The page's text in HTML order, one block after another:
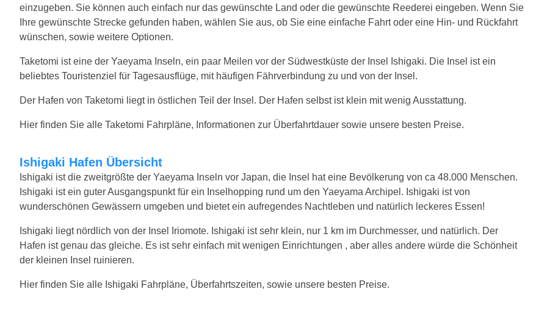
einzugeben. Sie können auch einfach nur das gewünschte Land oder die gewünschte Reederei eingeben. Wenn Sie
Ihre gewünschte Strecke gefunden haben, wählen Sie aus, ob Sie eine einfache Fahrt oder eine Hin- und Rückfahrt
wünschen, sowie weitere Optionen.
Taketomi ist eine der Yaeyama Inseln, ein paar Meilen vor der Südwestküste der Insel Ishigaki. Die Insel ist ein
beliebtes Touristenziel für Tagesausflüge, mit häufigen Fährverbindung zu und von der Insel.
Der Hafen von Taketomi liegt in östlichen Teil der Insel. Der Hafen selbst ist klein mit wenig Ausstattung.
Hier finden Sie alle Taketomi Fahrpläne, Informationen zur Überfahrtdauer sowie unsere besten Preise.
Ishigaki Hafen Übersicht
Ishigaki ist die zweitgrößte der Yaeyama Inseln vor Japan, die Insel hat eine Bevölkerung von ca 48.000 Menschen.
Ishigaki ist ein guter Ausgangspunkt für ein Inselhopping rund um den Yaeyama Archipel. Ishigaki ist von
wunderschönen Gewässern umgeben und bietet ein aufregendes Nachtleben und natürlich leckeres Essen!
Ishigaki liegt nördlich von der Insel Iriomote. Ishigaki ist sehr klein, nur 1 km im Durchmesser, und natürlich. Der
Hafen ist genau das gleiche. Es ist sehr einfach mit wenigen Einrichtungen , aber alles andere würde die Schönheit
der kleinen Insel ruinieren.
Hier finden Sie alle Ishigaki Fahrpläne, Überfahrtszeiten, sowie unsere besten Preise.